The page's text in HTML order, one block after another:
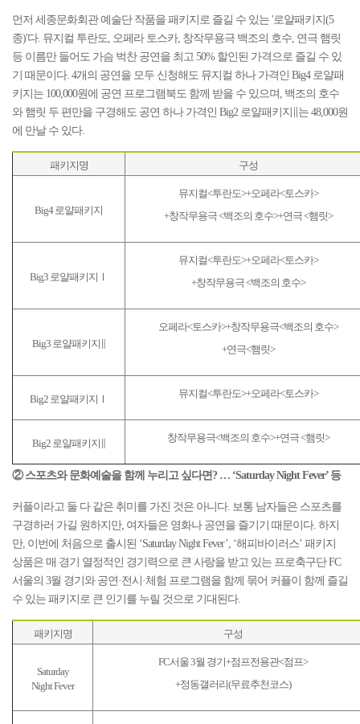
먼저 세종문화회관 예술단 작품을 패키지로 즐길 수 있는 '로얄패키지(5
종)'다. 뮤지컬 투란도, 오페라 토스카, 창작무용극 백조의 호수, 연극 햄릿
등 이름만 들어도 가슴 벅찬 공연을 최고 50% 할인된 가격으로 즐길 수 있
기 때문이다. 4개의 공연을 모두 신청해도 뮤지컬 하나 가격인 Big4 로얄패
키지는 100,000원에 공연 프로그램북도 함께 받을 수 있으며, 백조의 호수
와 햄릿 두 편만을 구경해도 공연 하나 가격인 Big2 로얄패키지∥는 48,000원
에 만날 수 있다.
패키지명 구성
Big4 로얄패키지
뮤지컬<투란도>+오페라<토스카>
+창작무용극 <백조의 호수>+연극 <햄릿>
Big3 로얄패키지Ⅰ
뮤지컬<투란도>+오페라<토스카>
+창작무용극 <백조의 호수>
Big3 로얄패키지∥
오페라<토스카>+창작무용극<백조의 호수>
+연극<햄릿>
Big2 로얄패키지Ⅰ 뮤지컬<투란도>+오페라<토스카>
Big2 로얄패키지∥ 창작무용극<백조의 호수>+연극 <햄릿>
② 스포츠와 문화예술을 함께 누리고 싶다면? … ‘Saturday Night Fever’ 등
커플이라고 둘 다 같은 취미를 가진 것은 아니다. 보통 남자들은 스포츠를
구경하러 가길 원하지만, 여자들은 영화나 공연을 즐기기 때문이다. 하지
만, 이번에 처음으로 출시된 ‘Saturday Night Fever’, ‘해피바이러스’ 패키지
상품은 매 경기 열정적인 경기력으로 큰 사랑을 받고 있는 프로축구단 FC
서울의 3월 경기와 공연·전시·체험 프로그램을 함께 묶어 커플이 함께 즐길
수 있는 패키지로 큰 인기를 누릴 것으로 기대된다.
패키지명 구성
Saturday
Night Fever
FC서울 3월 경기+점프전용관<점프>
+정동갤러리(무료추천코스)